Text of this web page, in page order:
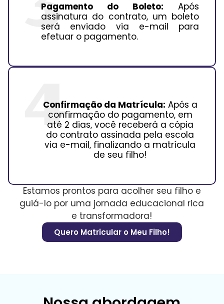
Pagamento do Boleto: Após
assinatura do contrato, um boleto
será enviado via e-mail para
efetuar o pagamento.
Confirmação da Matrícula: Após a
confirmação do pagamento, em
até 2 dias, você receberá a cópia
do contrato assinada pela escola
via e-mail, finalizando a matrícula
de seu filho!
Estamos prontos para acolher seu filho e
guiá-lo por uma jornada educacional rica
e transformadora!
Quero Matricular o Meu Filho!